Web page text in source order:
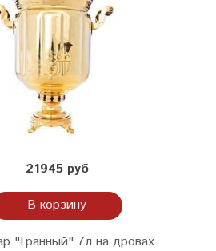
21945 руб
В корзину
"Гранный" 7л на дровах